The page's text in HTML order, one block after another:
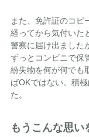
また、免許証のコピ
経ってから気付いた
警察に届け出ました
ずっとコンビニで保
紛失物を何が何でも
ばOKではない。積
た。
もうこんな思